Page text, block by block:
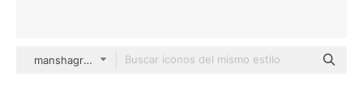
manshagraphics Flat Gradient